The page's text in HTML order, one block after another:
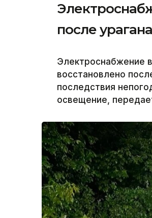
после урагана
Электроснабжение
восстановлено
последствия
освещение,